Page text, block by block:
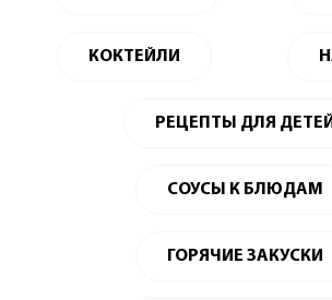
КОКТЕЙЛИ
РЕЦЕПТЫ ДЛЯ ДЕТЕЙ
СОУСЫ К БЛЮДАМ
ГОРЯЧИЕ ЗАКУСКИ